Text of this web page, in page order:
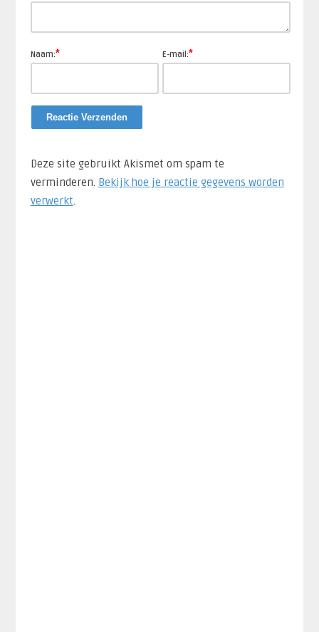
Naam:* E-mail:*
Deze site gebruikt Akismet om spam te
verminderen. Bekijk hoe je reactie gegevens worden
verwerkt.